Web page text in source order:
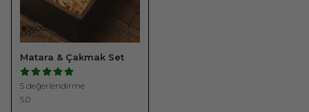
Matara & Çakmak Set
5 değerlendirme
5.0